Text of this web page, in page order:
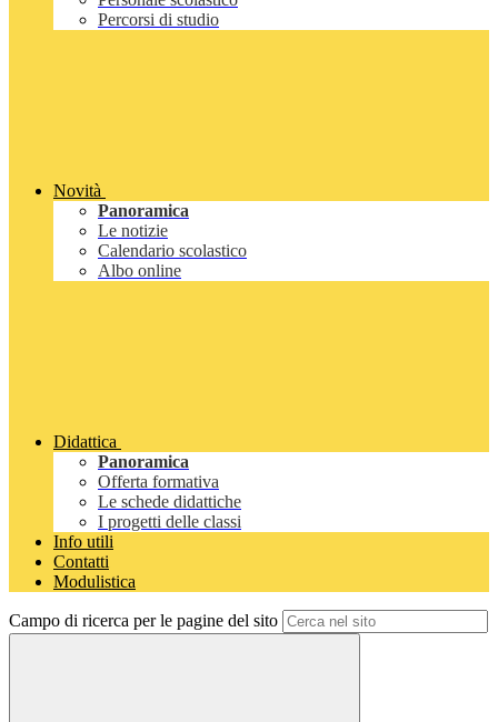
Percorsi di studio
Novità
Panoramica
Le notizie
Calendario scolastico
Albo online
Didattica
Panoramica
Offerta formativa
Le schede didattiche
I progetti delle classi
Info utili
Contatti
Modulistica
Campo di ricerca per le pagine del sito